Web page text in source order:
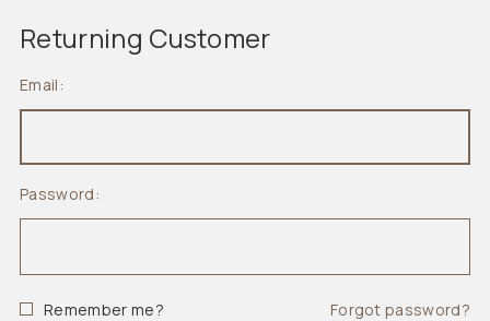
Returning Customer
Email:
Password:
Remember me? Forgot password?